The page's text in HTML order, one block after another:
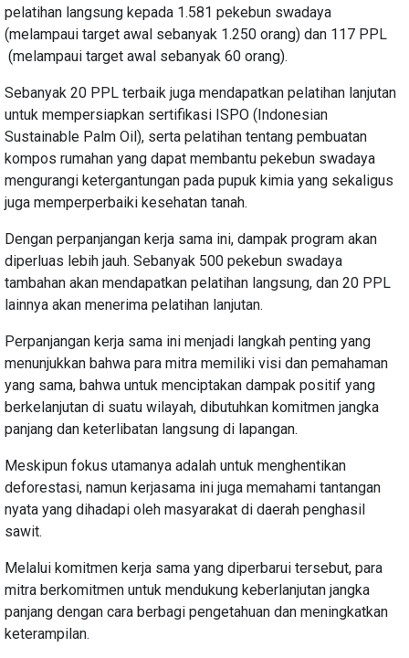
pelatihan langsung kepada 1.581 pekebun swadaya
(melampaui target awal sebanyak 1.250 orang) dan 117 PPL
(melampaui target awal sebanyak 60 orang).
Sebanyak 20 PPL terbaik juga mendapatkan pelatihan lanjutan
untuk mempersiapkan sertifikasi ISPO (Indonesian
Sustainable Palm Oil), serta pelatihan tentang pembuatan
kompos rumahan yang dapat membantu pekebun swadaya
mengurangi ketergantungan pada pupuk kimia yang sekaligus
juga memperperbaiki kesehatan tanah.
Dengan perpanjangan kerja sama ini, dampak program akan
diperluas lebih jauh. Sebanyak 500 pekebun swadaya
tambahan akan mendapatkan pelatihan langsung, dan 20 PPL
lainnya akan menerima pelatihan lanjutan.
Perpanjangan kerja sama ini menjadi langkah penting yang
menunjukkan bahwa para mitra memiliki visi dan pemahaman
yang sama, bahwa untuk menciptakan dampak positif yang
berkelanjutan di suatu wilayah, dibutuhkan komitmen jangka
panjang dan keterlibatan langsung di lapangan.
Meskipun fokus utamanya adalah untuk menghentikan
deforestasi, namun kerjasama ini juga memahami tantangan
nyata yang dihadapi oleh masyarakat di daerah penghasil
sawit.
Melalui komitmen kerja sama yang diperbarui tersebut, para
mitra berkomitmen untuk mendukung keberlanjutan jangka
panjang dengan cara berbagi pengetahuan dan meningkatkan
keterampilan.